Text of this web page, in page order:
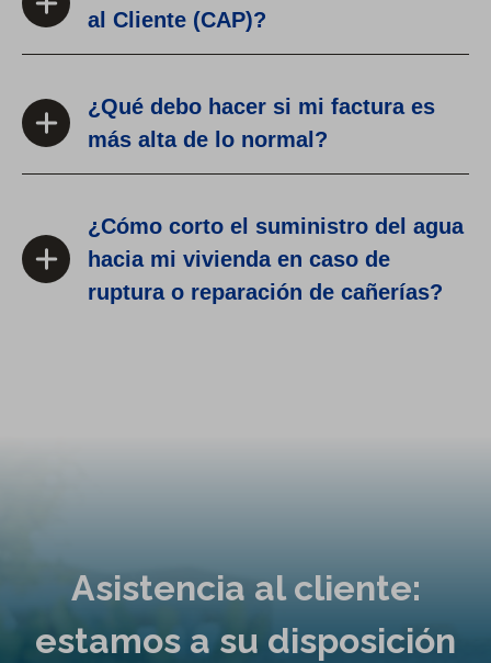
al Cliente (CAP)?
¿Qué debo hacer si mi factura es
más alta de lo normal?
¿Cómo corto el suministro del agua
hacia mi vivienda en caso de
ruptura o reparación de cañerías?
Asistencia al cliente:
estamos a su disposición